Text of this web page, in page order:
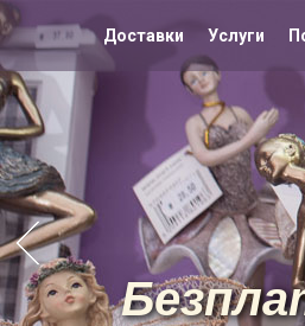
Доставки Услуги